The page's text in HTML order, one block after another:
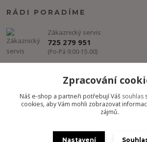
RÁDI PORADÍME
Zákaznický servis
725 279 951
(Po-Pá 9:00-15.00)
Zpracování
Náš e-shop a partneři potřebují Váš souhlas
cookies, aby Vám mohli zobrazovat
zájmů.
Nastavení